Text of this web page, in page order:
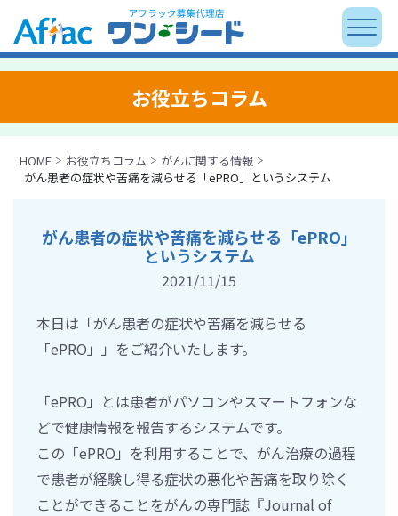
お役立ちコラム
HOME お役立ちコラム
がんに関する情報
がん患者の症状や苦痛を減らせる「ePRO」というシステム
がん患者の症状や苦痛を減らせる「ePRO」
というシステム
2021/11/15
本日は「がん患者の症状や苦痛を減らせる
「ePRO」」をご紹介いたします。
「ePRO」とは患者がパソコンやスマートフォンな
どで健康情報を報告するシステムです。
この「ePRO」を利用することで、がん治療の過程
で患者が経験し得る症状の悪化や苦痛を取り除く
ことができることをがんの専門誌『Journal of